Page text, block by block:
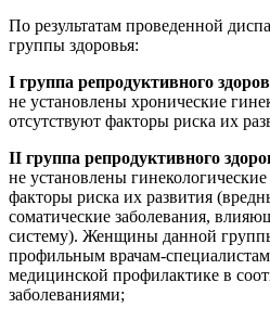
По результатам проведенной
группы здоровья:
I группа репродуктивного
не установлены хронические
отсутствуют факторы риска их
II группа репродуктивного
не установлены
факторы риска их развития
соматические заболевания,
систему). Женщины данной
профильным врачам-
медицинской профилактике в
заболеваниями;